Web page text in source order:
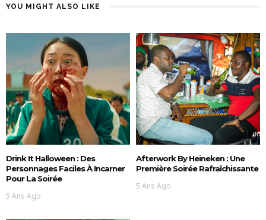
YOU MIGHT ALSO LIKE
Drink It Halloween : Des
Personnages Faciles À Incarner
Pour La Soirée
5 Ans Ago
Afterwork By Heineken : Une
Première Soirée Rafraîchissante
5 Ans Ago